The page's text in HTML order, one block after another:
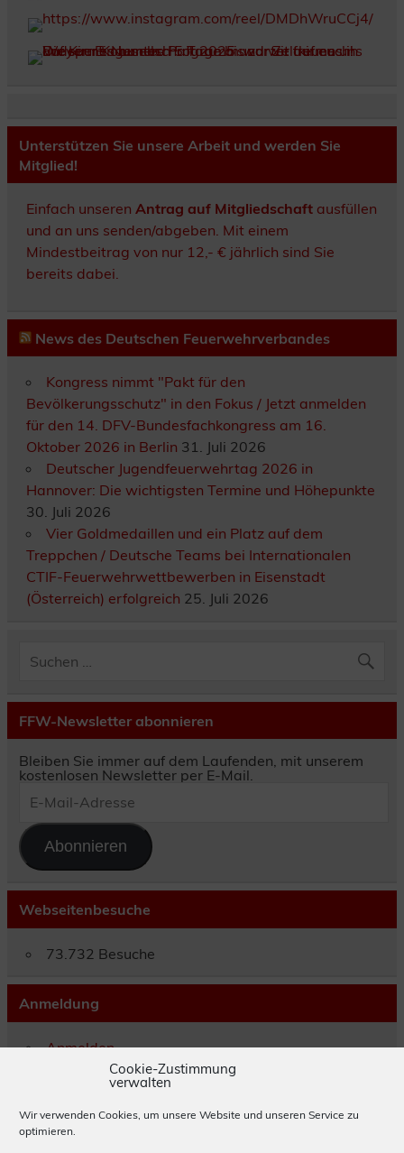
Cookie-Zustimmung
verwalten
Wir verwenden Cookies, um unsere Website und unseren Service zu
optimieren.
Unterstützen Sie unsere Arbeit und werden Sie
Mitglied!
Einfach unseren Antrag auf Mitgliedschaftausfüllen
und an uns senden/abgeben. Mit einem
Mindestbeitrag von nur 12,- € jährlich sind Sie
bereits dabei.
News des Deutschen Feuerwehrverbandes
Kongress nimmt "Pakt für den
Bevölkerungsschutz" in den Fokus / Jetzt anmelden
für den 14. DFV-Bundesfachkongress am 16.
Oktober 2026 in Berlin 31. Juli 2026
Deutscher Jugendfeuerwehrtag 2026 in
Hannover: Die wichtigsten Termine und Höhepunkte
30. Juli 2026
Vier Goldmedaillen und ein Platz auf dem
Treppchen / Deutsche Teams bei Internationalen
CTIF-Feuerwehrwettbewerben in Eisenstadt
(Österreich) erfolgreich 25. Juli 2026
FFW-Newsletter abonnieren
Bleiben Sie immer auf dem Laufenden, mit unserem
kostenlosen Newsletter per E-Mail.
Mail-
Abonnieren
Webseitenbesuche
73.732 Besuche
Anmeldung
Anmelden
Eintrags-Feed
Kommentar-Feed
WordPress.org